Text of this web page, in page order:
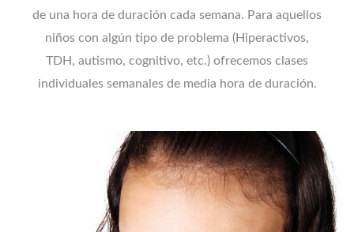
de una hora de duración cada semana. Para aquellos
niños con algún tipo de problema (Hiperactivos,
TDH, autismo, cognitivo, etc.) ofrecemos clases
individuales semanales de media hora de duración.